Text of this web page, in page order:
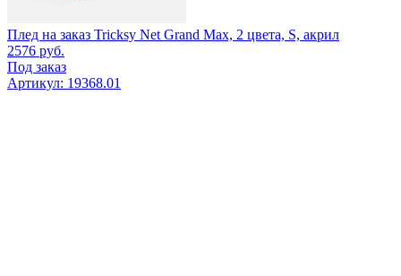
Плед на заказ Tricksy Net Grand Max, 2 цвета, S, акрил
2576 руб.
Под заказ
Артикул: 19368.01